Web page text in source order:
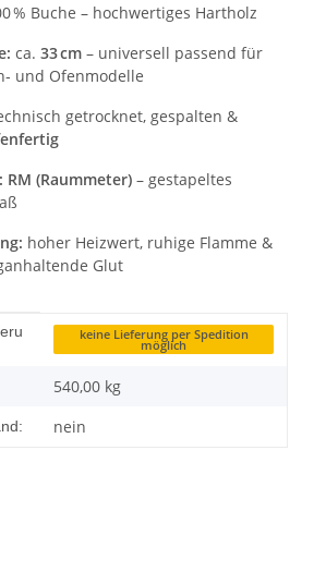
% Buche – hochwertiges Hartholz
ca. 33 cm – universell passend für
und Ofenmodelle
getrocknet, gespalten &
RM (Raummeter) – gestapeltes
hoher Heizwert, ruhige Flamme &
Glut
keine Lieferung per Spedition
möglich
540,00 kg
nein